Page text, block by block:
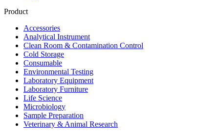
Product
Accessories
Analytical Instrument
Clean Room & Contamination Control
Cold Storage
Consumable
Environmental Testing
Laboratory Equipment
Laboratory Furniture
Life Science
Microbiology
Sample Preparation
Veterinary & Animal Research